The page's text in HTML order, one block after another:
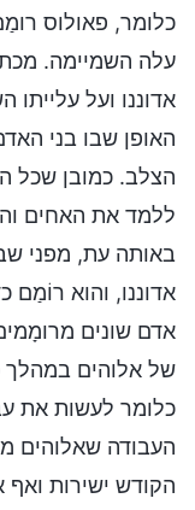
כלומר, פאולוס
עלה השמיימה.
אדוננו ועל
האופן שבו בני
הצלב. כמובן שכל
ללמד את האחים
באותה עת, מפני
אדוננו, והוא רוֹמַם
אדם שונים
של אלוהים
כלומר לעשות את
העבודה שאלוהים
הקודש ישירות